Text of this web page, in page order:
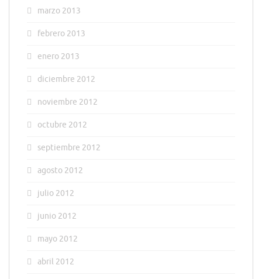
marzo 2013
febrero 2013
enero 2013
diciembre 2012
noviembre 2012
octubre 2012
septiembre 2012
agosto 2012
julio 2012
junio 2012
mayo 2012
abril 2012